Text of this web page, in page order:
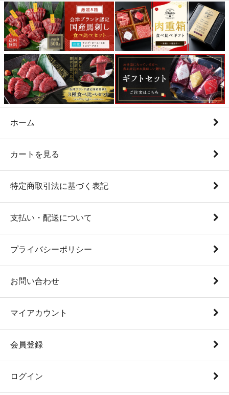
ホーム
カートを見る
特定商取引法に基づく表記
支払い・配送について
プライバシーポリシー
お問い合わせ
マイアカウント
会員登録
ログイン